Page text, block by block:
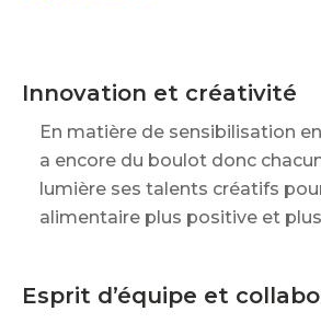
Innovation et créativité
En matière de sensibilisation
a encore du boulot donc
lumière ses talents créatifs
alimentaire plus positive et
Esprit d’équipe et